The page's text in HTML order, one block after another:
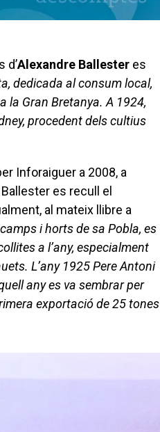
d’Alexandre Ballester es
dedicada al consum local,
la Gran Bretanya. A 1924,
procedent dels cultius
Inforaiguer a 2008, a
Ballester es recull el
al mateix llibre a
i horts de sa Pobla, es
a l’any, especialment
L’any 1925 Pere Antoni
any es va sembrar per
exportació de 25 tones